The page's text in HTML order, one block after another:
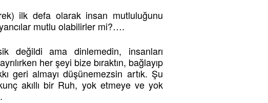
ilk defa olarak insan mutluluğunu
mutlu olabilirler mi?….
değildi ama dinlemedin, insanları
her şeyi bize bıraktın, bağlayıp
geri almayı düşünemezsin artık. Şu
akıllı bir Ruh, yok etmeye ve yok